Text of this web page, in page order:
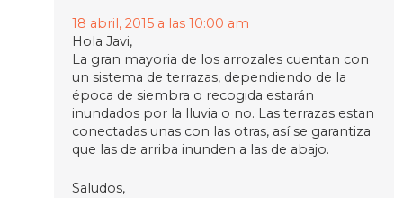
18 abril, 2015 a las 10:00 am
Hola Javi,
La gran mayoria de los arrozales cuentan con
un sistema de terrazas, dependiendo de la
época de siembra o recogida estarán
inundados por la lluvia o no. Las terrazas estan
conectadas unas con las otras, así se garantiza
que las de arriba inunden a las de abajo.
Saludos,